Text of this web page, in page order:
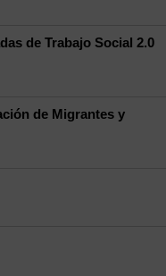
de Trabajo Social 2.0
de Migrantes y